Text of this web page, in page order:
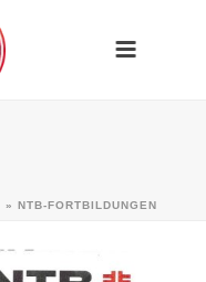
» NTB-FORTBILDUNGEN